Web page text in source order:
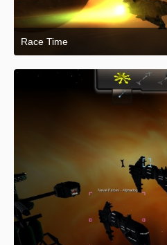
Race Time
26. April 2015 um 02:01